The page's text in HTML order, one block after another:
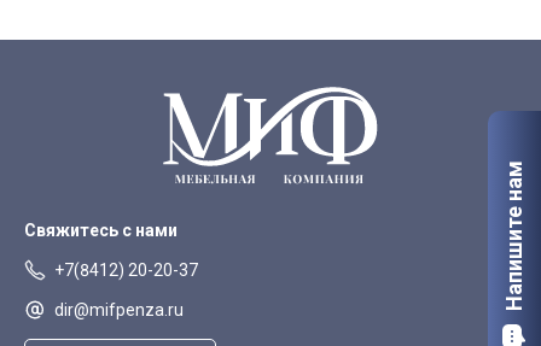
Свяжитесь с нами
+7(8412) 20-20-37
dir@mifpenza.ru Напишите нам